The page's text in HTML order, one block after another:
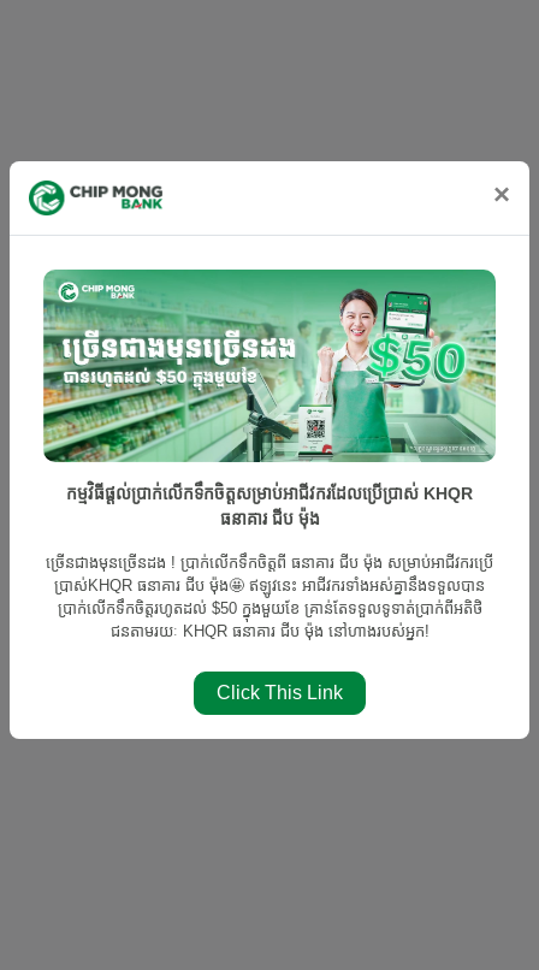
×
កម្មវិធីផ្ដល់ប្រាក់លើកទឹកចិត្តសម្រាប់អាជីវករដែលប្រើប្រាស់ KHQR
ធនាគារ ជីប ម៉ុង
ច្រើនជាងមុនច្រើនដង ! ប្រាក់លើកទឹកចិត្តពី ធនាគារ ជីប ម៉ុង សម្រាប់អាជីវករប្រើ
ប្រាស់KHQR ធនាគារ ជីប ម៉ុង🤩 ឥឡូវនេះ អាជីវករទាំងអស់គ្នានឹងទទួលបាន
ប្រាក់លើកទឹកចិត្តរហូតដល់ $50 ក្នុងមួយខែ គ្រាន់តែទទួលទូទាត់ប្រាក់ពីអតិថិ
ជនតាមរយៈ KHQR ធនាគារ ជីប ម៉ុង នៅហាងរបស់អ្នក!
Click This Link